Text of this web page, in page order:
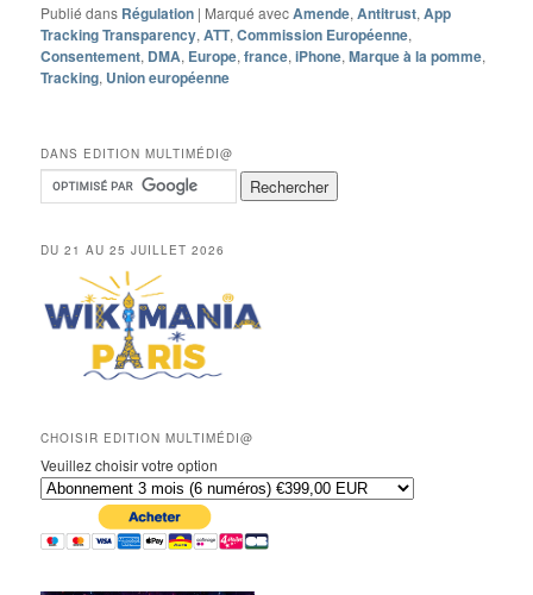
Publié dans Régulation | Marqué avecAmende,Antitrust,App
Tracking Transparency,ATT,Commission Européenne,
Consentement, DMA, Europe,france,iPhone,Marque à la pomme,
Tracking, Union européenne
DANS EDITION MULTIMÉDI@
DU 21 AU 25 JUILLET 2026
CHOISIR EDITION MULTIMÉDI@
Veuillez choisir votre option